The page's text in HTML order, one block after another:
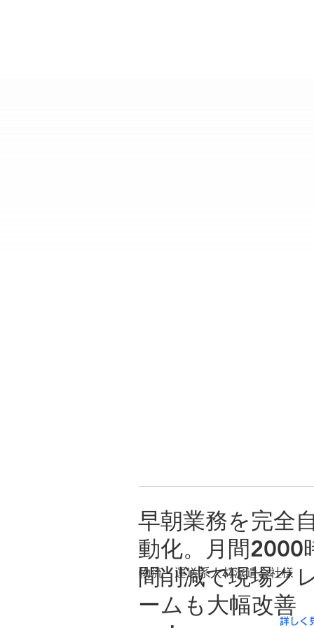
早朝業務を完全
動化。月間2000
間削減で現場ク
ームも大幅改善
物流・運送系人材派遣会社様
詳しく